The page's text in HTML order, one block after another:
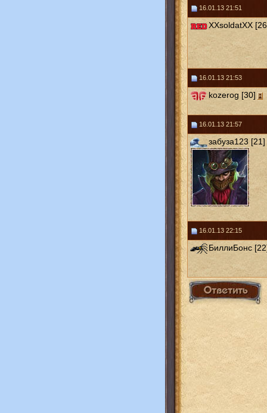
16.01.13 21:51
XXsoldatXX
16.01.13 21:53
kozerog [30]
16.01.13 21:57
забуза123 [21]
16.01.13 22:15
БиллиБонс